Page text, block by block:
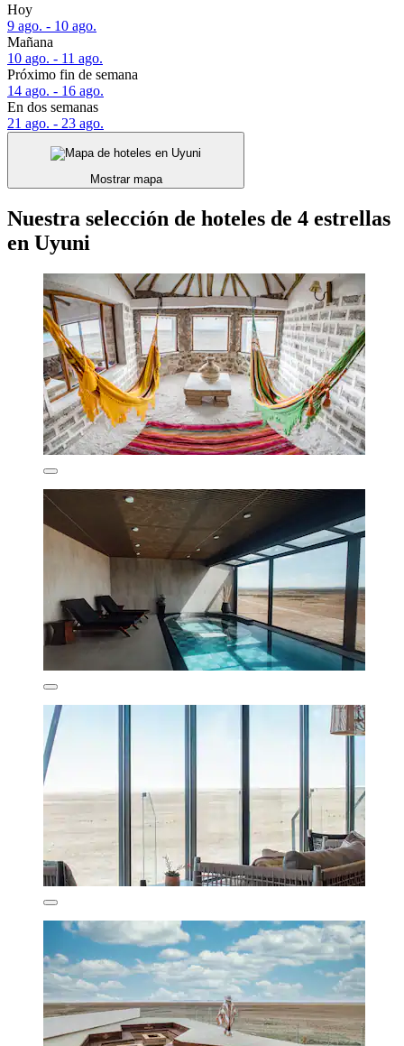
Hoy
9 ago. - 10 ago.
Mañana
10 ago. - 11 ago.
Próximo fin de semana
14 ago. - 16 ago.
En dos semanas
21 ago. - 23 ago.
Mostrar mapa
Nuestra selección de hoteles de 4 estrellas
en Uyuni